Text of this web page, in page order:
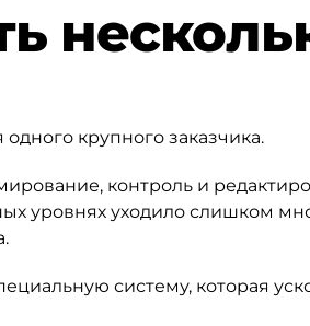
крупного заказчика.
контроль и
уровнях уходило слишком
систему, которая